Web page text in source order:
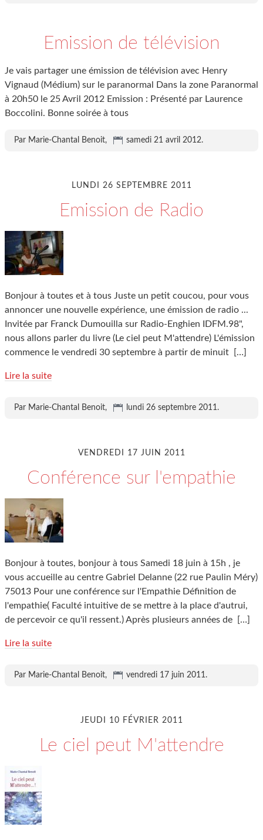
Emission de télévision
Je vais partager une émission de télévision avec Henry
Vignaud (Médium) sur le paranormal Dans la zone Paranormal
à 20h50 le 25 Avril 2012 Emission : Présenté par Laurence
Boccolini. Bonne soirée à tous
Par Marie-Chantal Benoit, samedi 21 avril 2012.
LUNDI 26 SEPTEMBRE 2011
Emission de Radio
Bonjour à toutes et à tous Juste un petit coucou, pour vous
annoncer une nouvelle expérience, une émission de radio ...
Invitée par Franck Dumouilla sur Radio-Enghien IDFM.98",
nous allons parler du livre (Le ciel peut M'attendre) L'émission
commence le vendredi 30 septembre à partir de minuit
[…]
Lire la suite
Par Marie-Chantal Benoit, lundi 26 septembre 2011.
VENDREDI 17 JUIN 2011
Conférence sur l'empathie
Bonjour à toutes, bonjour à tous Samedi 18 juin à 15h , je
vous accueille au centre Gabriel Delanne (22 rue Paulin Méry)
75013 Pour une conférence sur l'Empathie Définition de
l'empathie( Faculté intuitive de se mettre à la place d'autrui,
de percevoir ce qu'il ressent.) Après plusieurs années de
[…]
Lire la suite
Par Marie-Chantal Benoit, vendredi 17 juin 2011.
JEUDI 10 FÉVRIER 2011
Le ciel peut M'attendre